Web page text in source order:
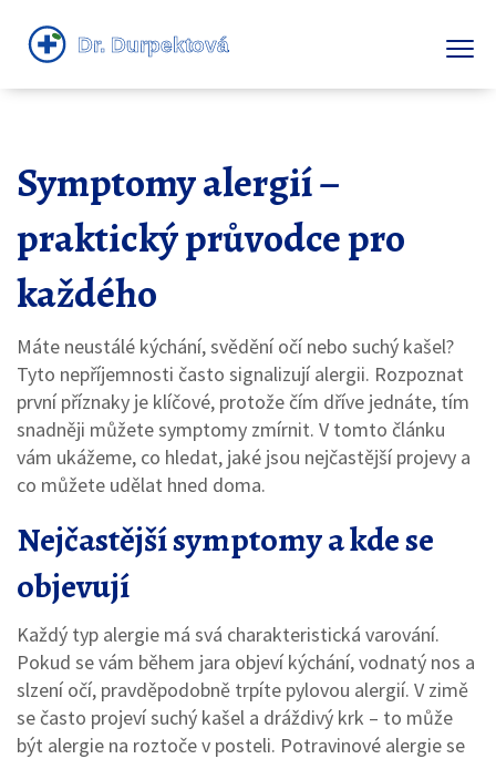
Symptomy alergií –
praktický průvodce pro
každého
Máte neustálé kýchání, svědění očí nebo suchý kašel?
Tyto nepříjemnosti často signalizují alergii. Rozpoznat
první příznaky je klíčové, protože čím dříve jednáte, tím
snadněji můžete symptomy zmírnit. V tomto článku
vám ukážeme, co hledat, jaké jsou nejčastější projevy a
co můžete udělat hned doma.
Nejčastější symptomy a kde se
objevují
Každý typ alergie má svá charakteristická varování.
Pokud se vám během jara objeví kýchání, vodnatý nos a
slzení očí, pravděpodobně trpíte pylovou alergií. V zimě
se často projeví suchý kašel a dráždivý krk – to může
být alergie na roztoče v posteli. Potravinové alergie se